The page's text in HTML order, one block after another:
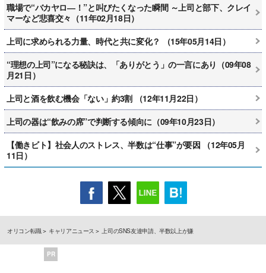
職場で“バカヤロ―！”と叫びたくなった瞬間 ～上司と部下、クレイ
マーなど悲喜交々（11年02月18日）
上司に求められる力量、時代と共に変化？ （15年05月14日）
“理想の上司”になる秘訣は、「ありがとう」の一言にあり（09年08
月21日）
上司と酒を飲む機会「ない」約3割 （12年11月22日）
上司の器は“飲みの席”で判断する傾向に（09年10月23日）
【働きビト】社会人のストレス、半数は“仕事”が要因 （12年05月
11日）
オリコン転職 キャリアニュース 上司のSNS友達申請、半数以上が嫌
PR